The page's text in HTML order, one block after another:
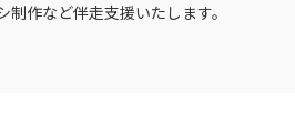
作など伴走支援いたします。